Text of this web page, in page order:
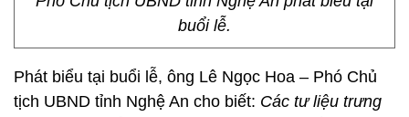
buổi lễ.
Phát biểu tại buổi lễ, ông Lê Ngọc Hoa – Phó Chủ
tịch UBND tỉnh Nghệ An cho biết: Các tư liệu trưng